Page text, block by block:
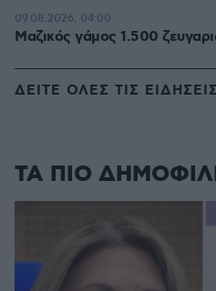
Μαζικός γάμος 1.500
09.08.2026, 04:00
ΔΕΙΤΕ ΟΛΕΣ ΤΙΣ ΕΙΔΗΣΕΙΣ
ΤΑ ΠΙΟ